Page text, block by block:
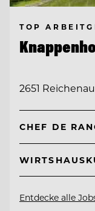
TOP
2651
CHEF DE
Entdecke alle